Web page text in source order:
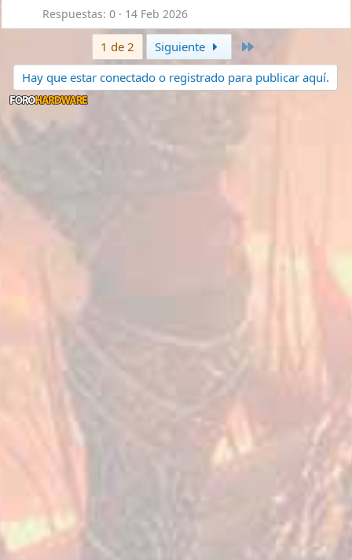
Respuestas 0 14 Feb 2026
1 de 2 Siguiente
Hay que estar conectado o registrado para publicar aquí.